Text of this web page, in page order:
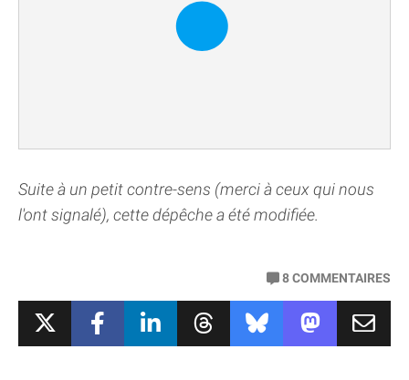
Suite à un petit contre-sens (merci à ceux qui nous
l'ont signalé), cette dépêche a été modifiée.
8COMMENTAIRES